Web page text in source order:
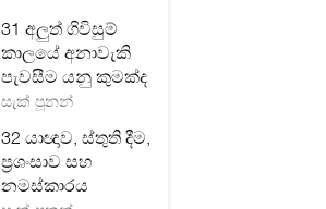
31 අලුත් ගිවිසුම්
කාලයේ අනාවැකි
පැවසීම යනු කුමක්ද
සැක් පූනන්
32 යාඥාව, ස්තුති දීම,
ප්‍රශංසාව සහ
නමස්කාරය